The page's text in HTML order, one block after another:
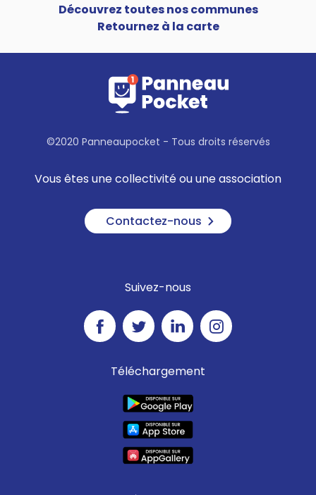
Découvrez toutes nos communes
Retournez à la carte
©2020 Panneaupocket - Tous droits réservés
Vous êtes une collectivité ou une association
Contactez-nous
Suivez-nous
Téléchargement